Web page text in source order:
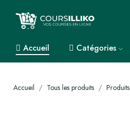
Accueil Catégories
Accueil Tous les produits